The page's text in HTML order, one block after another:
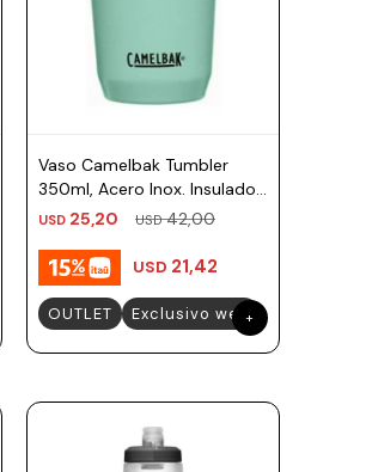
Vaso Camelbak Tumbler
350ml, Acero Inox. Insulado
- Verde Agua
USD 25,20 USD 42,00
USD 21,42
OUTLET Exclusivo web